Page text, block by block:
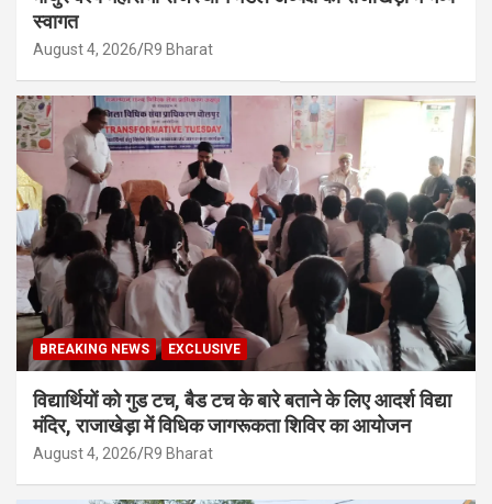
स्वागत
August 4, 2026 R9 Bharat
BREAKING NEWS EXCLUSIVE
विद्यार्थियों को गुड टच, बैड टच के बारे बताने के लिए आदर्श विद्या
मंदिर, राजाखेड़ा में विधिक जागरूकता शिविर का आयोजन
August 4, 2026 R9 Bharat